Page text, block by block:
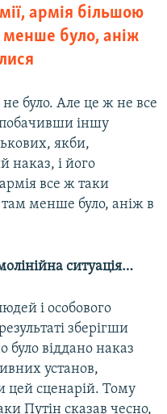
армія більшою
було, аніж
було. Але це ж не все
побачивши іншу
якби,
наказ, і його
все ж таки
менше було, аніж в
ситуація…
і особового
зберігши
було віддано наказ
установ,
цей сценарій. Тому
Путін сказав чесно,